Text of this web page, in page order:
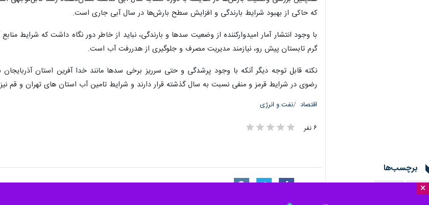
×
که حاکی از بهبود شرایط بارندگی و افزایش سطح بارش‌ها در سال آبی جاری است.
با وجود انتشار آمار امیدوارکننده از وضعیت سدها و بارندگی، نباید از خاطر دور نگاه داشت که شرایط
گرم تابستان پیش رو، نیازمند مدیریت مصرف و جلوگیری از هدررفت آب است.
نکته قابل توجه دیگر آنکه با وجود پرشدگی و حتی سرریز برخی سدها مانند خدا آفرین استان
رضوی در شرایط قرمز و منفی نسبت به سال گذشته قرار دارند و شرایط تامین آب استان های تهران و قم
اقتصاد نفت و انرژی
۶ نفر
برچسب‌ها
مشهد